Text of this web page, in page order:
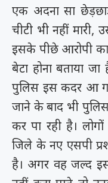
एक अदना सा
चीटी भी नहीं मारी,
इसके पीछे आरोपी का
बेटा होना बताया
पुलिस इस कदर आ
जाने के बाद भी
कर पा रही है।
जिले के नए एसपी
है। अगर वह जल्द